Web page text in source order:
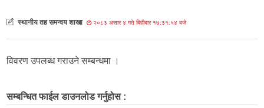
स्थानीय तह समन्वय शाखा २०८३ असार ४ गते बिहीबार १७:३१:५४ बजे
विवरण उपलब्ध गराउने सम्बन्धमा ।
सम्बन्धित फाईल डाउनलोड गर्नुहोस :